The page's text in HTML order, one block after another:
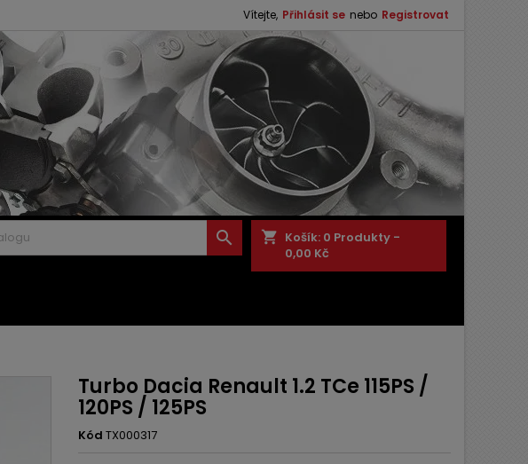
Vítejte, Přihlásit se nebo Registrovat
shopping_cart Košík: 0 Produkty -
0,00 Kč

Turbo Dacia Renault 1.2 TCe 115PS /
120PS / 125PS
Kód TX000317